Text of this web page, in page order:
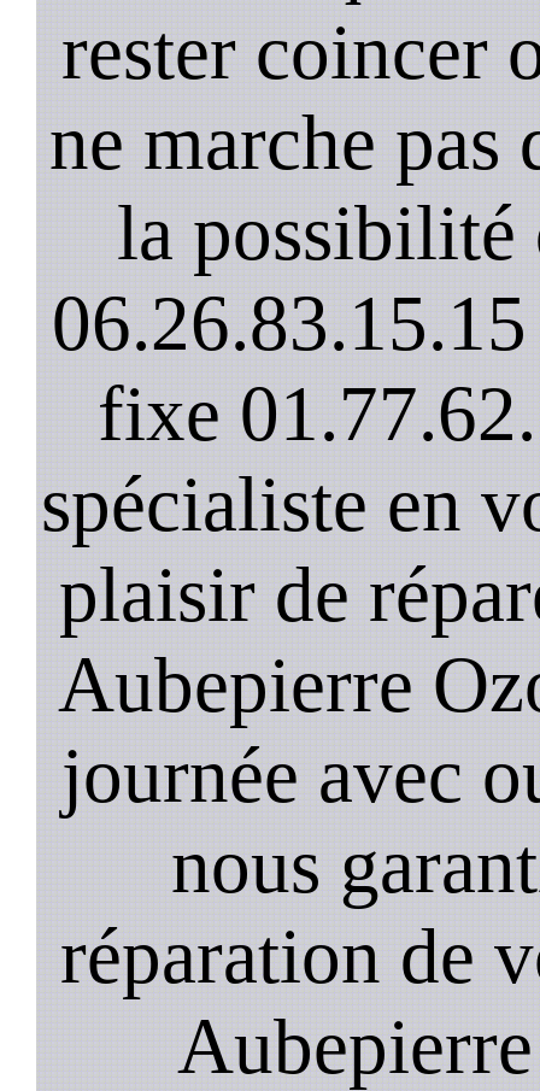
rester coincer
ne marche pas
la possibilité
fixe
spécialiste en
plaisir de
Aubepierre
journée avec
nous
réparation de